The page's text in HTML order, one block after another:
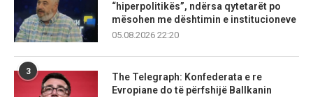
“hiperpolitikës”, ndërsa qytetarët po
mësohen me dështimin e institucioneve
05.08.2026 22:20
3
The Telegraph: Konfederata e re
Evropiane do të përfshijë Ballkanin